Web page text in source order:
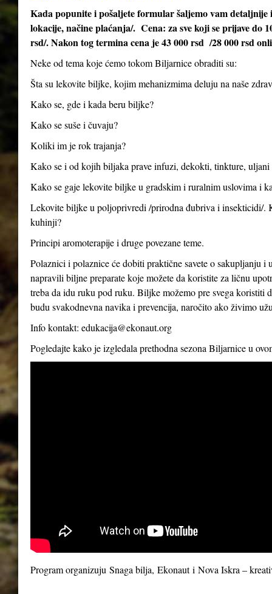
Kada popunite i pošaljete formular šaljemo vam
lokacije, načine plaćanja/. Cena: za sve koji se prijave do
rsd/. Nakon tog termina cena je 43 000 rsd /28 000 rsd
Neke od tema koje ćemo tokom Biljarnice obraditi su:
Šta su lekovite biljke, kojim mehanizmima deluju na naše
Kako se, gde i kada beru biljke?
Kako se suše i čuvaju?
Koliki im je rok trajanja?
Kako se i od kojih biljaka prave infuzi, dekokti, tinkture, uljani
Kako se gaje lekovite biljke u gradskim i ruralnim uslovima i
Lekovite biljke u poljoprivredi /prirodna đubriva i insekticidi/.
kuhinji?
Principi aromoterapije i druge povezane teme.
Polaznici i polaznice će dobiti praktične savete o sakupljanju
napravili biljne preparate koje možete da koristite za ličnu
treba da idu ruku pod ruku. Biljke možemo pre svega koristiti
budu svakodnevna navika i prevencija, naročito ako živimo
Info kontakt: edukacija@ekonaut.org
Pogledajte kako je izgledala prethodna sezona Biljarnice u
Program organizuju Snaga bilja, Ekonauti Nova Iskra –